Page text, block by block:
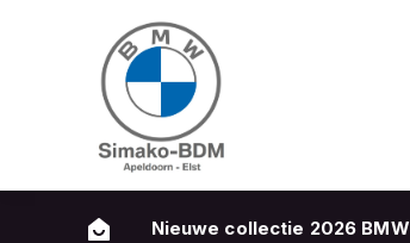
Nieuwe collectie 2026 BMW